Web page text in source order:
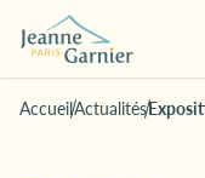
AccueilActualités